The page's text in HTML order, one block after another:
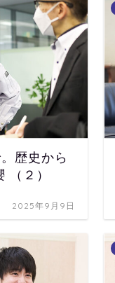
歴史から
２）
2025年9月9日